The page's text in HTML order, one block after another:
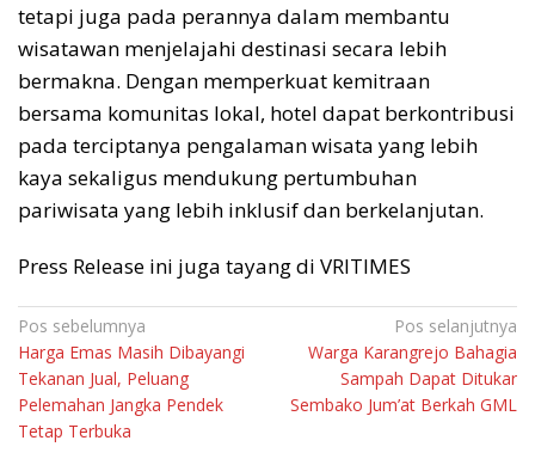
tetapi juga pada perannya dalam membantu
wisatawan menjelajahi destinasi secara lebih
bermakna. Dengan memperkuat kemitraan
bersama komunitas lokal, hotel dapat berkontribusi
pada terciptanya pengalaman wisata yang lebih
kaya sekaligus mendukung pertumbuhan
pariwisata yang lebih inklusif dan berkelanjutan.
Press Release ini juga tayang di VRITIMES
Navigasi
pos
Pos sebelumnya
Harga Emas Masih Dibayangi
Tekanan Jual, Peluang
Pelemahan Jangka Pendek
Tetap Terbuka
Pos selanjutnya
Warga Karangrejo Bahagia
Sampah Dapat Ditukar
Sembako Jum’at Berkah GML